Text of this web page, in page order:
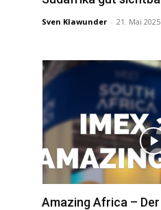
Sven Klawunder - 21. Mai 2025
Amazing Africa –